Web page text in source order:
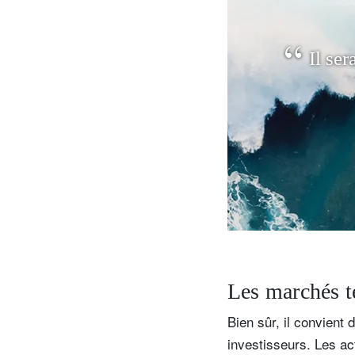
Il ser
de r
Les marchés
Bien sûr, il convient
investisseurs. Les